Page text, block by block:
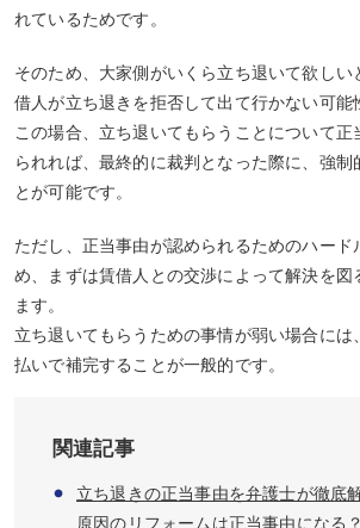
れているためです。
そのため、大家側がいくら立ち退いて欲しい
借人が立ち退きを拒否して出て行かない可能
この場合、立ち退いてもらうことについて正
られれば、最終的に裁判となった際に、強制
とが可能です。
ただし、正当事由が認められるためのハード
め、まずは賃借人との交渉によって解決を図
ます。
立ち退いてもらうための事情が弱い場合には
払いで補完することが一般的です。
関連記事
立ち退きの正当事由を弁護士が徹底
原因のリフォームは正当事由になる？